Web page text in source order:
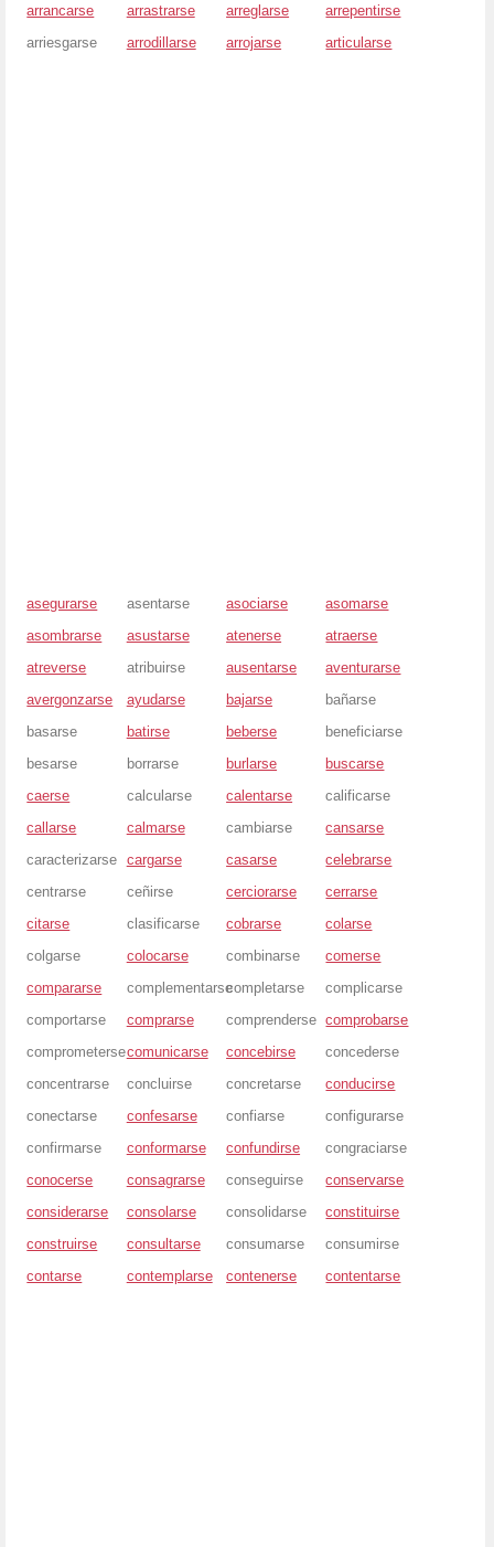
arrancarse
arrastrarse arreglarse
arrepentirse
arriesgarse
arrodillarse arrojarse articularse
asegurarse asentarse asociarse
asomarse
asombrarse
asustarse atenerse
atraerse
atreverse
atribuirse ausentarse
aventurarse
avergonzarse
ayudarse bajarse
bañarse
basarse
batirse beberse
beneficiarse
besarse
borrarse burlarse
buscarse
caerse
calcularse calentarse
calificarse
callarse
calmarse cambiarse
cansarse
caracterizarse cargarse casarse
celebrarse
centrarse
ceñirse cerciorarse
cerrarse
citarse
clasificarse cobrarse
colarse
colgarse
colocarse combinarse
comerse
compararse
complementarsecompletarse
complicarse
comportarse
comprarse comprenderse comprobarse
comprometersecomunicarse concebirse
concederse
concentrarse
concluirse concretarse
conducirse
conectarse
confesarse confiarse
configurarse
confirmarse
conformarse confundirse
congraciarse
conocerse
consagrarse conseguirse
conservarse
considerarse
consolarse consolidarse
constituirse
construirse
consultarse consumarse
consumirse
contarse
contemplarse contenerse contentarse